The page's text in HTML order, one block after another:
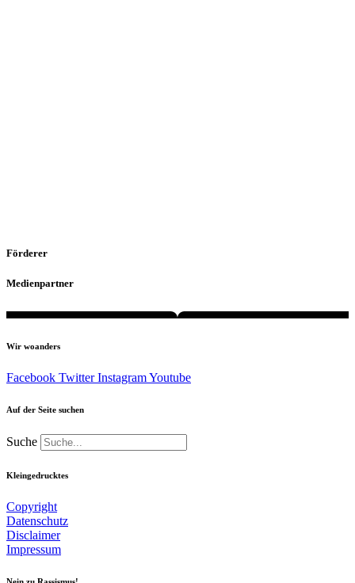
Förderer
Medienpartner
Wir woanders
Facebook Twitter InstagramYoutube
Auf der Seite suchen
Suche
Kleingedrucktes
Copyright
Datenschutz
Disclaimer
Impressum